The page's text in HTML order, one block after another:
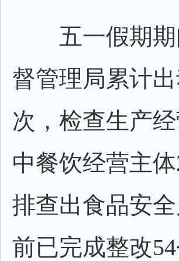
五一假期期
督管理局累计
次，检查生产
中餐饮经营主
排查出食品安
前已完成整改